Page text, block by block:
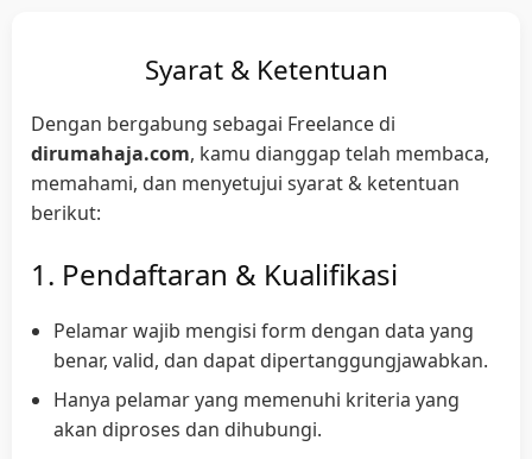
Syarat & Ketentuan
Dengan bergabung sebagai Freelance di
dirumahaja.com, kamu dianggap telah membaca,
memahami, dan menyetujui syarat & ketentuan
berikut:
1. Pendaftaran & Kualifikasi
Pelamar wajib mengisi form dengan data yang
benar, valid, dan dapat dipertanggungjawabkan.
Hanya pelamar yang memenuhi kriteria yang
akan diproses dan dihubungi.